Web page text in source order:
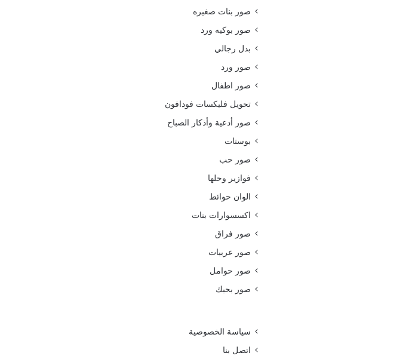
صور بنات صغيره
صور بوكيه ورد
بدل رجالي
صور ورد
صور اطفال
تحويل فليكسات فودافون
صور أدعية وأذكار الصباح
بوستات
صور حب
فوازير وحلها
الوان حوائط
اكسسوارات بنات
صور فراق
صور عربيات
صور حوامل
صور بحبك
سياسة الخصوصية
اتصل بنا